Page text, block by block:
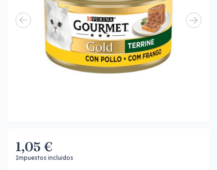
1,05 €
Impuestos incluidos